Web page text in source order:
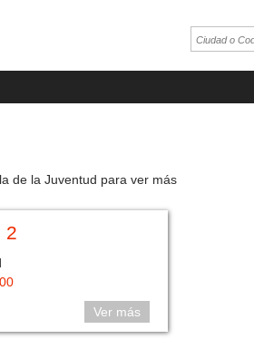
de la Juventud para ver más
2
Ver más